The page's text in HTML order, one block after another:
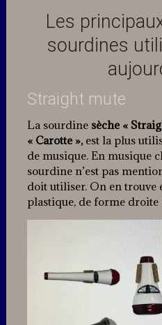
Les
sourdines
Straight mute
La sourdine sèche «
« Carotte »,est la plus
de musique. En musique
sourdine n’est pas
doit utiliser. On en trouve
plastique, de forme droite